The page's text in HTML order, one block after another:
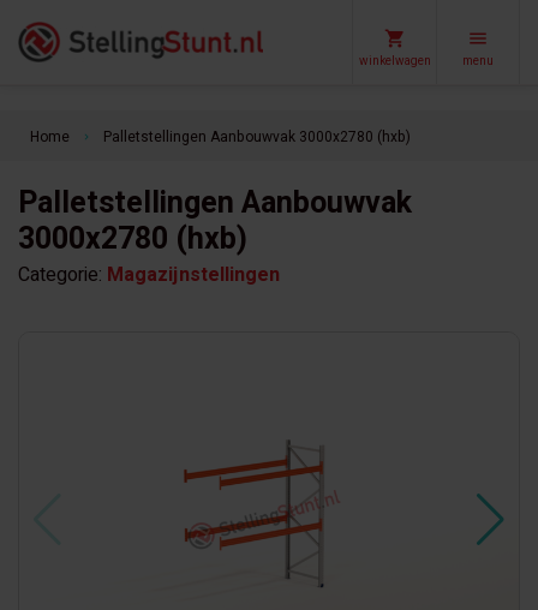
winkelwagen menu
Home keyboard_arrow_right Palletstellingen Aanbouwvak 3000x2780 (hxb)
Palletstellingen Aanbouwvak
3000x2780 (hxb)
Categorie: Magazijnstellingen